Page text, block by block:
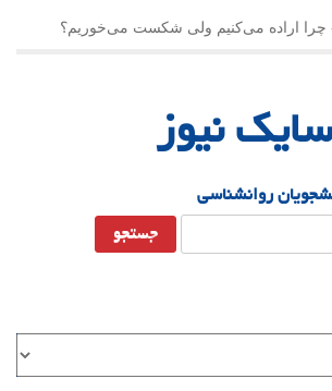
چرا اراده می‌کنیم ولی شکست می‌خوریم؟
سایک نیوز
روانشناسی